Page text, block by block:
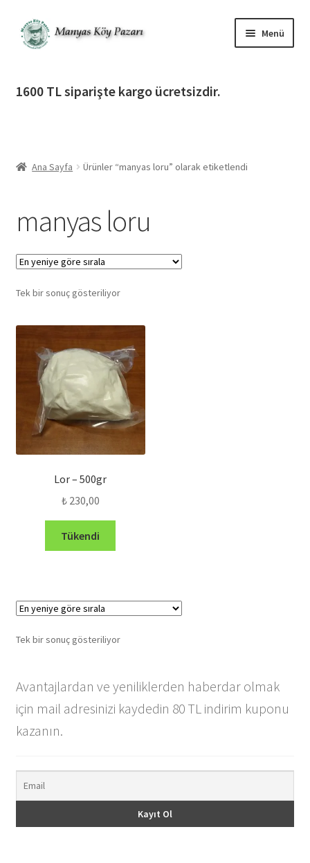
Dolaşıma
geç
İçeriğe
geç
Menü
İletişim
1600 TL siparişte kargo ücretsizdir.
Ana Sayfa Ürünler “manyas loru” olarak etiketlendi
manyas loru
Tek bir sonuç gösteriliyor
Lor – 500gr
₺230,00
Tükendi
Tek bir sonuç gösteriliyor
Avantajlardan ve yeniliklerden haberdar olmak
için mail adresinizi kaydedin 80 TL indirim kuponu
kazanın.